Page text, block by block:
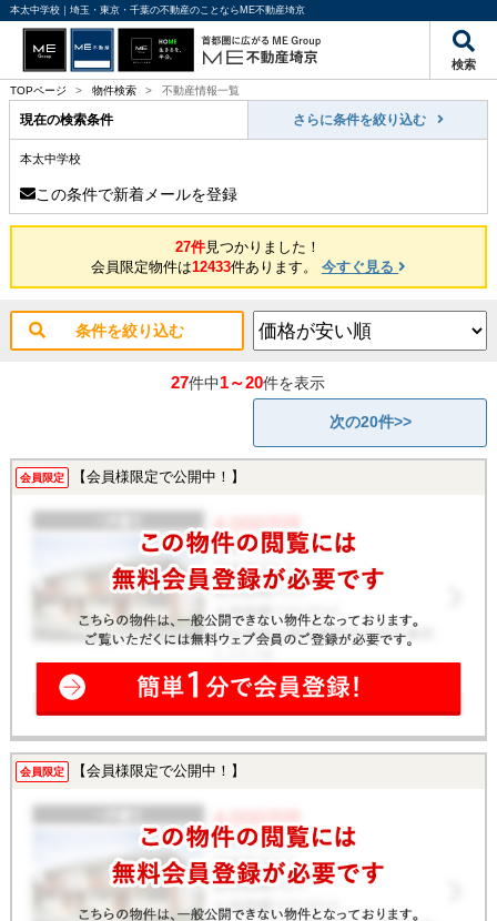
本太中学校｜埼玉・東京・千葉の不動産のことならME不動産埼京
検索
TOPページ > 物件検索 > 不動産情報一覧
現在の検索条件 さらに条件を絞り込む
本太中学校
この条件で新着メールを登録
27件見つかりました！
会員限定物件は12433件あります。 今すぐ見る
条件を絞り込む
27件中1～20件を表示
次の20件>>
会員限定 【会員様限定で公開中！】
会員限定 【会員様限定で公開中！】